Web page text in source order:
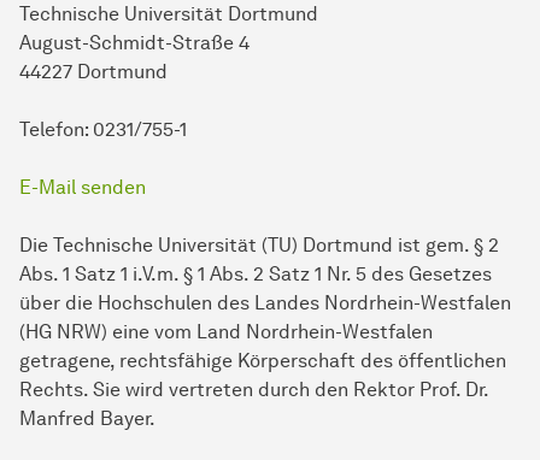
Technische Universität Dortmund
August-Schmidt-Straße 4
44227 Dortmund
Telefon: 0231/755-1
E-Mail senden
Die Technische Universität (TU) Dortmund ist gem. § 2
Abs. 1 Satz 1 i.V.m. § 1 Abs. 2 Satz 1 Nr. 5 des Gesetzes
über die Hochschulen des Landes Nordrhein-Westfalen
(HG NRW) eine vom Land Nordrhein-Westfalen
getragene, rechtsfähige Körperschaft des öffentlichen
Rechts. Sie wird vertreten durch den Rektor Prof. Dr.
Manfred Bayer.